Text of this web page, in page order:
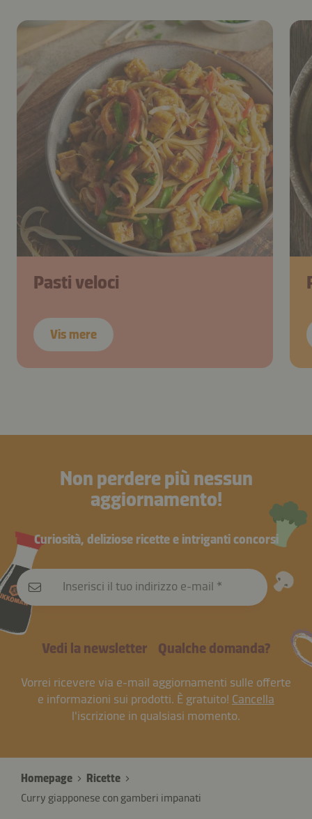
Pasti veloci
Vis mere
Non perdere più nessun
aggiornamento!
Curiosità, deliziose ricette e intriganti concorsi
Inserisci il tuo indirizzo e-mail
Vedi la newsletter Qualche domanda?
Vorrei ricevere via e-mail aggiornamenti sulle offerte
e informazioni sui prodotti. È gratuito! Cancella
l'iscrizione in qualsiasi momento.
Homepage
Ricette
Curry giapponese con gamberi impanati